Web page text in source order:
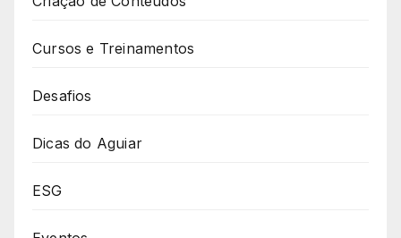
Cursos e Treinamentos
Desafios
Dicas do Aguiar
ESG